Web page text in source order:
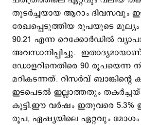
തുടർച്ചയായ ആറാം ദിവസവും
രേഖപ്പെടുത്തിയ രൂപയുടെ
90.21 എന്ന റെക്കോർഡില്‍
അവസാനിപ്പിച്ചു.
ഡോളറിനെതിരെ 90 രൂപയെന്ന
മറികടന്നത്. റിസർവ് ബാങ്കിന്റെ
ഇടപെടൽ ഇല്ലാത്തതും
കൂട്ടി.ഈ വർഷം ഇതുവരെ 5.3%
രൂപ, ഏഷ്യയിലെ ഏറ്റവും മോശം